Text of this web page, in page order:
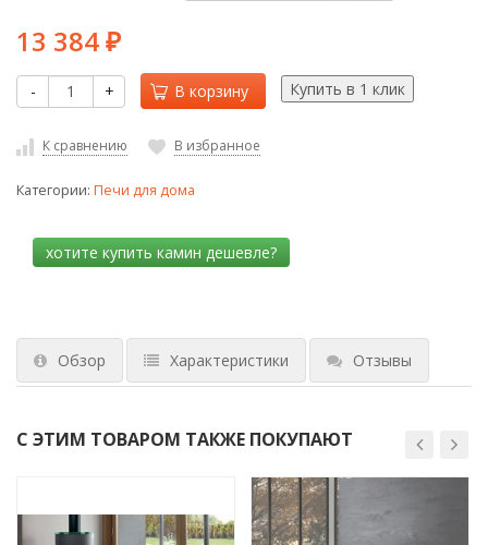
13 384 ₽
- + В корзину
К сравнению В избранное
Категории: Печи для дома
Обзор Характеристики Отзывы
С ЭТИМ ТОВАРОМ ТАКЖЕ ПОКУПАЮТ